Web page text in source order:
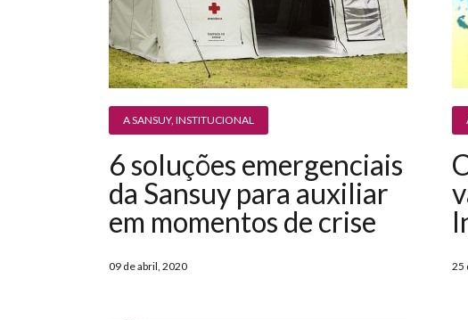
A SANSUY, INSTITUCIONAL
6 soluções emergenciais
da Sansuy para auxiliar
em momentos de crise
09 de abril, 2020 25